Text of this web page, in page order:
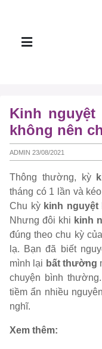
Kinh
không nên
ADMIN 23/08/2021
Thông thường, kỳ
tháng có 1 lần và
Chu kỳ kinh nguyệt
Nhưng đôi khi kinh
đúng theo chu kỳ
lạ. Bạn đã biết
mình lại bất thường
chuyện bình
tiềm ẩn nhiều
nghĩ.
Xem thêm: